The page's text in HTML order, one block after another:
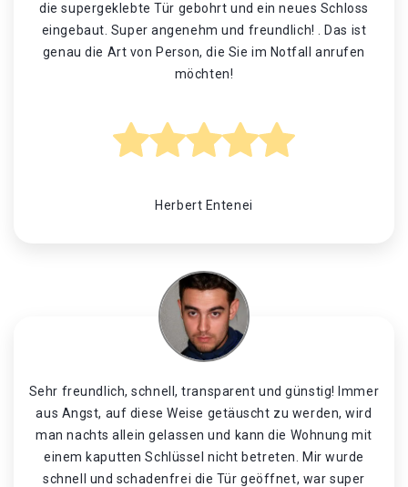
die supergeklebte Tür gebohrt und ein neues Schloss
eingebaut. Super angenehm und freundlich! . Das ist
genau die Art von Person, die Sie im Notfall anrufen
möchten!
Herbert Entenei
Sehr freundlich, schnell, transparent und günstig! Immer
aus Angst, auf diese Weise getäuscht zu werden, wird
man nachts allein gelassen und kann die Wohnung mit
einem kaputten Schlüssel nicht betreten. Mir wurde
schnell und schadenfrei die Tür geöffnet, war super